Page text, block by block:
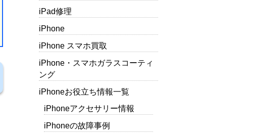
iPad修理
iPhone
iPhone スマホ買取
iPhone・スマホガラスコーティ
ング
iPhoneお役立ち情報一覧
iPhoneアクセサリー情報
iPhoneの故障事例